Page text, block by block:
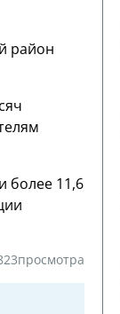
район
более 11,6
просмотра